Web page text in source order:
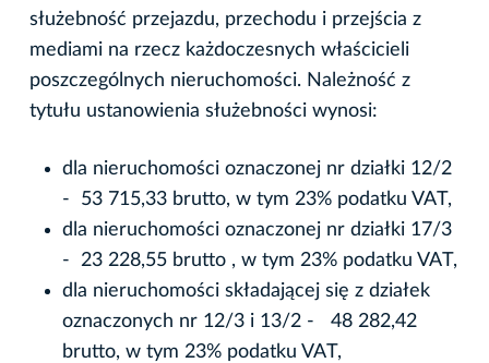
służebność przejazdu, przechodu i przejścia z
mediami na rzecz każdoczesnych właścicieli
poszczególnych nieruchomości. Należność z
tytułu ustanowienia służebności wynosi:
dla nieruchomości oznaczonej nr działki 12/2
- 53 715,33 brutto, w tym 23% podatku VAT,
dla nieruchomości oznaczonej nr działki 17/3
- 23 228,55 brutto , w tym 23% podatku VAT,
dla nieruchomości składającej się z działek
oznaczonych nr 12/3 i 13/2 - 48 282,42
brutto, w tym 23% podatku VAT,